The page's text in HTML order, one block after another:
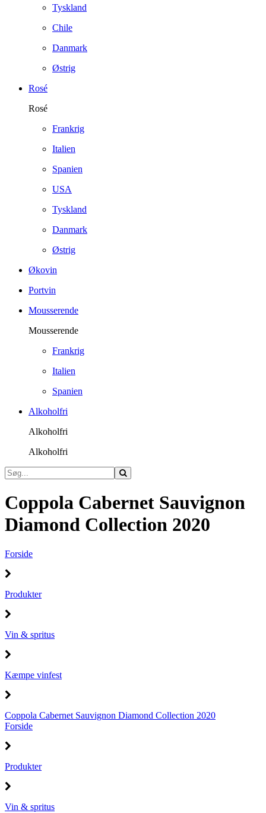
Tyskland
Chile
Danmark
Østrig
Rosé
Rosé
Frankrig
Italien
Spanien
USA
Tyskland
Danmark
Østrig
Økovin
Portvin
Mousserende
Mousserende
Frankrig
Italien
Spanien
Alkoholfri
Alkoholfri
Alkoholfri
Coppola Cabernet Sauvignon
Diamond Collection 2020
Forside
Produkter
Vin & spritus
Kæmpe vinfest
Coppola Cabernet Sauvignon Diamond Collection 2020
Forside
Produkter
Vin & spritus